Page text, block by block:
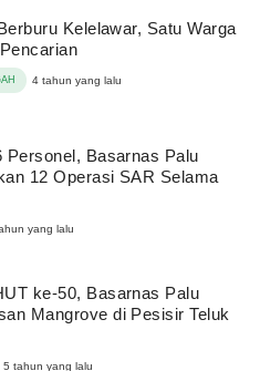
Kelelawar, Satu Warga
4 tahun yang lalu
Personel, Basarnas Palu
12 Operasi SAR Selama
yang lalu
ke-50, Basarnas Palu
Mangrove di Pesisir Teluk
5 tahun yang lalu